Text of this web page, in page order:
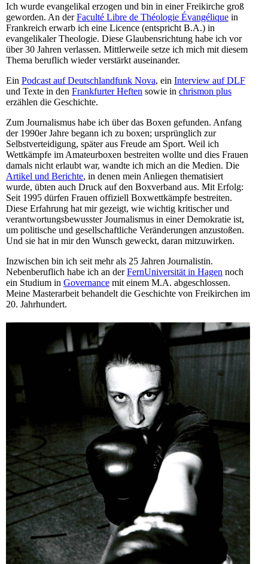
Ich wurde evangelikal erzogen und bin in einer Freikirche groß
geworden. An derFaculté Libre de Théologie Évangélique in
Frankreich erwarb ich eine Licence (entspricht B.A.) in
evangelikaler Theologie. Diese Glaubensrichtung habe ich vor
über 30 Jahren verlassen. Mittlerweile setze ich mich mit diesem
Thema beruflich wieder verstärkt auseinander.
Ein Podcast auf Deutschlandfunk Nova, ein Interview auf DLF
und Texte in den Frankfurter Heften sowie in chrismon plus
erzählen die Geschichte.
Zum Journalismus habe ich über das Boxen gefunden. Anfang
der 1990er Jahre begann ich zu boxen; ursprünglich zur
Selbstverteidigung, später aus Freude am Sport. Weil ich
Wettkämpfe im Amateurboxen bestreiten wollte und dies Frauen
damals nicht erlaubt war, wandte ich mich an die Medien. Die
Artikel und Berichte, in denen mein Anliegen thematisiert
wurde, übten auch Druck auf den Boxverband aus. Mit Erfolg:
Seit 1995 dürfen Frauen offiziell Boxwettkämpfe bestreiten.
Diese Erfahrung hat mir gezeigt, wie wichtig kritischer und
verantwortungsbewusster Journalismus in einer Demokratie ist,
um politische und gesellschaftliche Veränderungen anzustoßen.
Und sie hat in mir den Wunsch geweckt, daran mitzuwirken.
Inzwischen bin ich seit mehr als 25 Jahren Journalistin.
Nebenberuflich habe ich an derFernUniversität in Hagen noch
ein Studium in Governance mit einem M.A. abgeschlossen.
Meine Masterarbeit behandelt die Geschichte von Freikirchen im
20. Jahrhundert.